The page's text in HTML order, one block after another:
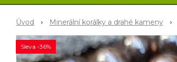
Úvod Minerální korálky a drahé kameny
Sleva -36%